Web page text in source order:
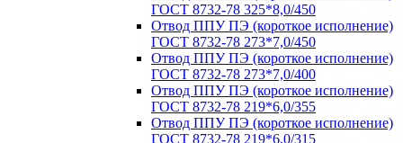
ГОСТ 8732-78 325*8,0/450
Отвод ППУ ПЭ (короткое исполнение)
ГОСТ 8732-78 273*7,0/450
Отвод ППУ ПЭ (короткое исполнение)
ГОСТ 8732-78 273*7,0/400
Отвод ППУ ПЭ (короткое исполнение)
ГОСТ 8732-78 219*6,0/355
Отвод ППУ ПЭ (короткое исполнение)
ГОСТ 8732-78 219*6,0/315